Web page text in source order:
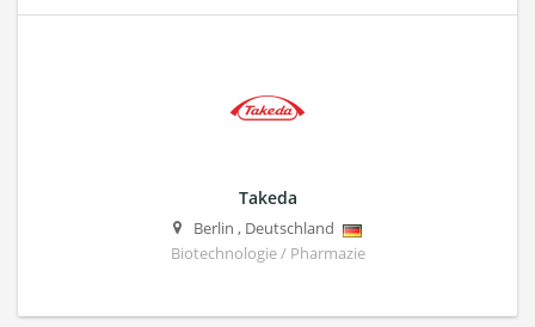
Takeda
Berlin , Deutschland
Biotechnologie / Pharmazie